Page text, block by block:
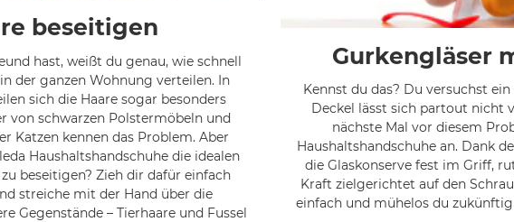
beseitigen
hast, weißt du genau, wie schnell
der ganzen Wohnung verteilen. In
sich die Haare sogar besonders
von schwarzen Polstermöbeln und
Katzen kennen das Problem. Aber
Haushaltshandschuhe die idealen
beseitigen? Zieh dir dafür einfach
streiche mit der Hand über die
Gegenstände – Tierhaare und Fussel
Gurkengläser
Kennst du das? Du versuchst
Deckel lässt sich partout nicht
nächste Mal vor diesem
Haushaltshandschuhe an. Dank
die Glaskonserve fest im Griff,
Kraft zielgerichtet auf den
einfach und mühelos du